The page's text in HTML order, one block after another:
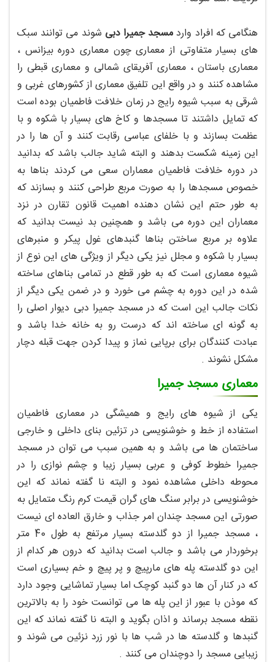
هنگامی که افراد واردمسجد جمیرا دبی شوند می توانند سبک
های بسیار متفاوتی از معماری چون معماری دوره بیزانس ،
معماری باستان ، معماری آفریقای شمالی و معماری قبطی را
مشاهده کنند و در واقع این تلفیق معماری از کشورهای غربی و
شرقی به سبب شیوه رایج در زمان خلافت فاطمیان بوده است
که تمایل داشتند تا مسجدها و کاخ های بسیار با شکوه و با
عظمت بسازند و با خلفای عباسی رقابت کنند و آن ها را در
این زمینه شکست بدهند و البته شاید جالب باشد که بدانید
در دوره خلافت فاطمیان معماران سعی می کردند بناها به
خصوص مسجدها را به صورت مربع طراحی کنند و بسازند که
به طور حتم این نشان دهنده اهمیت قانون تقارن در نزد
معماران این دوره می باشد و همچنین بد نیست بدانید که
علاوه بر مربع ساختن بناها گنبدهای غول پیکر و منبرهای
بسیار با شکوه و مجلل نیز یکی دیگر از ویژگی های این نوع از
شیوه معماری است که به طور قطع در تمامی بناهای ساخته
شده در این دوره به چشم می خورد و در ضمن یکی دیگر از
نکات جالب این است که در مسجد جمیرا دبی دیوار اصلی را
به گونه ای ساخته اند که درست رو به خانه خدا باشد و
عبادت کنندگان برای برپایی نماز و پیدا کردن جهت قبله دچار
مشکل نشوند .
معماری مسجد جمیرا
یکی از شیوه های رایج و همیشگی در معماری فاطمیان
استفاده از خط و خوشنویسی در تزئین بنای داخلی و خارجی
ساختمان ها می باشد و به همین سبب می توان در مسجد
جمیرا خطوط کوفی و عربی بسیار زیبا و چشم نوازی را در
محوطه داخلی مشاهده نمود و البته نا گفته نماند که این
خوشنویسی در برابر سنگ های گران قیمت کرم رنگ متمایل به
صورتی این مسجد چندان امر جذاب و خارق العاده ای نیست
، مسجد جمیرا از دو گلدسته بسیار مرتفع به طول 40 متر
برخوردار می باشد و جالب است بدانید که درون هر کدام از
این دو گلدسته پله های مارپیچ و پر پیچ و خم بسیاری است
که در کنار آن ها دو گنبد کوچک اما بسیار تماشایی وجود دارد
که موذن با عبور از این پله ها می توانست خود را به بالاترین
نقطه مسجد برساند و اذان بگوید و البته نا گفته نماند که این
گنبدها و گلدسته ها در شب ها با نور زرد نزئین می شوند و
زیبایی مسجد را دوچندان می کنند .